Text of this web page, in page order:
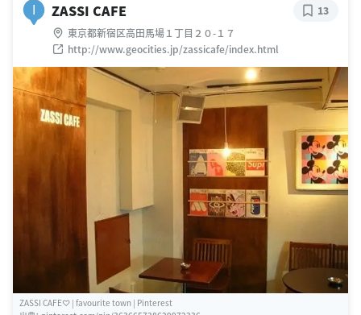
ZASSI CAFE
東京都新宿区高田馬場１丁目２０-１７
http://www.geocities.jp/zassicafe/index.html
13
ZASSI CAFE♡ | favourite town | Pinterest